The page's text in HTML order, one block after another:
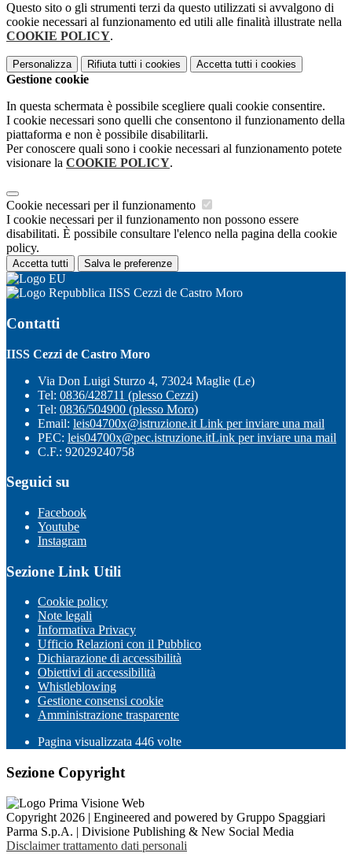
Questo sito o gli strumenti terzi da questo utilizzati si avvalgono di
cookie necessari al funzionamento ed utili alle finalità illustrate nella
COOKIE POLICY.
Personalizza Rifiuta tutti i cookies Accetta tutti i cookies
Gestione cookie
In questa schermata è possibile scegliere quali cookie consentire.
I cookie necessari sono quelli che consentono il funzionamento della
piattaforma e non è possibile disabilitarli.
Per conoscere quali sono i cookie necessari al funzionamento potete
visionare la COOKIE POLICY.
Cookie necessari per il funzionamento
I cookie necessari per il funzionamento non possono essere
disabilitati. È possibile consultare l'elenco nella pagina della cookie
policy.
Accetta tutti Salva le preferenze
IISS Cezzi de Castro Moro
Contatti
IISS Cezzi de Castro Moro
Via Don Luigi Sturzo 4, 73024 Maglie (Le)
Tel: 0836/428711 (plesso Cezzi)
Tel: 0836/504900 (plesso Moro)
Email: leis04700x@istruzione.it Link per inviare una mail
PEC: leis04700x@pec.istruzione.itLink per inviare una mail
C.F.: 92029240758
Seguici su
Facebook
Youtube
Instagram
Sezione Link Utili
Cookie policy
Note legali
Informativa Privacy
Ufficio Relazioni con il Pubblico
Dichiarazione di accessibilità
Obiettivi di accessibilità
Whistleblowing
Gestione consensi cookie
Amministrazione trasparente
Pagina visualizzata 446 volte
Sezione Copyright
Copyright 2026 | Engineered and powered by Gruppo Spaggiari
Parma S.p.A. | Divisione Publishing & New Social Media
Disclaimer trattamento dati personali